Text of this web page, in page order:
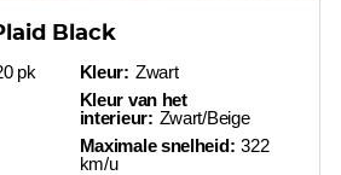
Black
pk
Kleur: Zwart
Kleur van het
interieur: Zwart/Beige
Maximale snelheid: 322
km/u